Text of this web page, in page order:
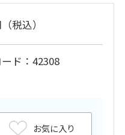
ド
42308
お気に入り